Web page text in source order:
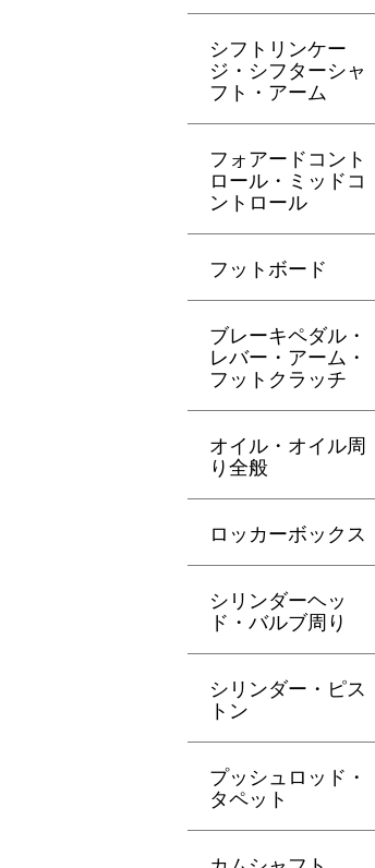
シフトリンケー
ジ・シフターシャ
フト・アーム
フォアードコント
ロール・ミッドコ
ントロール
フットボード
ブレーキペダル・
レバー・アーム・
フットクラッチ
オイル・オイル周
り全般
ロッカーボックス
シリンダーヘッ
ド・バルブ周り
シリンダー・ピス
トン
プッシュロッド・
タペット